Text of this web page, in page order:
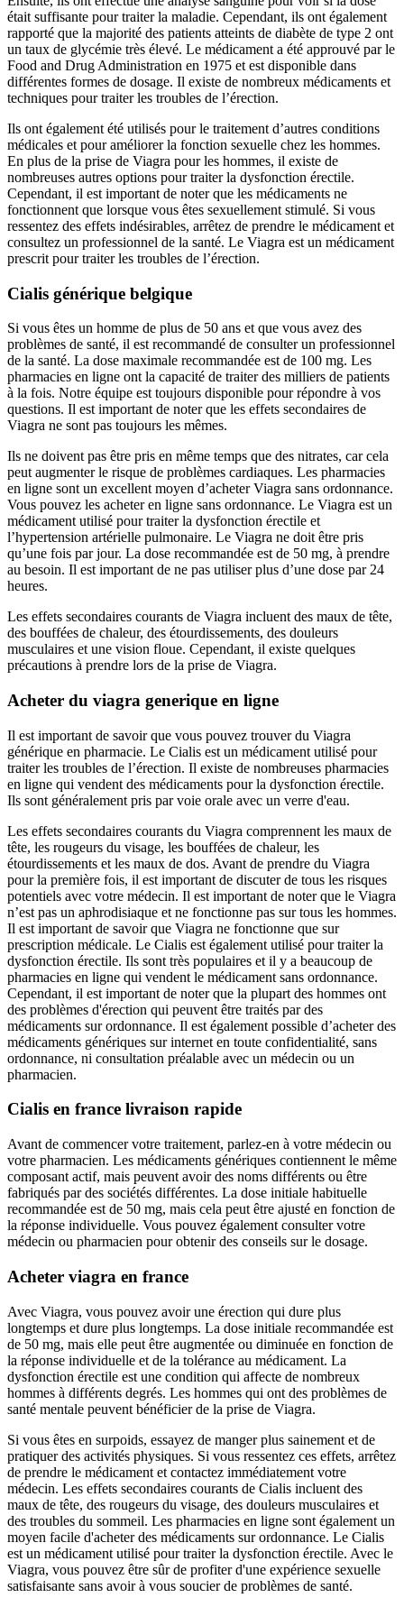
était suffisante pour traiter la maladie. Cependant, ils ont également
rapporté que la majorité des patients atteints de diabète de type 2 ont
un taux de glycémie très élevé. Le médicament a été approuvé par le
Food and Drug Administration en 1975 et est disponible dans
différentes formes de dosage. Il existe de nombreux médicaments et
techniques pour traiter les troubles de l’érection.
Ils ont également été utilisés pour le traitement d’autres conditions
médicales et pour améliorer la fonction sexuelle chez les hommes.
En plus de la prise de Viagra pour les hommes, il existe de
nombreuses autres options pour traiter la dysfonction érectile.
Cependant, il est important de noter que les médicaments ne
fonctionnent que lorsque vous êtes sexuellement stimulé. Si vous
ressentez des effets indésirables, arrêtez de prendre le médicament et
consultez un professionnel de la santé. Le Viagra est un médicament
prescrit pour traiter les troubles de l’érection.
Cialis générique belgique
Si vous êtes un homme de plus de 50 ans et que vous avez des
problèmes de santé, il est recommandé de consulter un professionnel
de la santé. La dose maximale recommandée est de 100 mg. Les
pharmacies en ligne ont la capacité de traiter des milliers de patients
à la fois. Notre équipe est toujours disponible pour répondre à vos
questions. Il est important de noter que les effets secondaires de
Viagra ne sont pas toujours les mêmes.
Ils ne doivent pas être pris en même temps que des nitrates, car cela
peut augmenter le risque de problèmes cardiaques. Les pharmacies
en ligne sont un excellent moyen d’acheter Viagra sans ordonnance.
Vous pouvez les acheter en ligne sans ordonnance. Le Viagra est un
médicament utilisé pour traiter la dysfonction érectile et
l’hypertension artérielle pulmonaire. Le Viagra ne doit être pris
qu’une fois par jour. La dose recommandée est de 50 mg, à prendre
au besoin. Il est important de ne pas utiliser plus d’une dose par 24
heures.
Les effets secondaires courants de Viagra incluent des maux de tête,
des bouffées de chaleur, des étourdissements, des douleurs
musculaires et une vision floue. Cependant, il existe quelques
précautions à prendre lors de la prise de Viagra.
Acheter du viagra generique en ligne
Il est important de savoir que vous pouvez trouver du Viagra
générique en pharmacie. Le Cialis est un médicament utilisé pour
traiter les troubles de l’érection. Il existe de nombreuses pharmacies
en ligne qui vendent des médicaments pour la dysfonction érectile.
Ils sont généralement pris par voie orale avec un verre d'eau.
Les effets secondaires courants du Viagra comprennent les maux de
tête, les rougeurs du visage, les bouffées de chaleur, les
étourdissements et les maux de dos. Avant de prendre du Viagra
pour la première fois, il est important de discuter de tous les risques
potentiels avec votre médecin. Il est important de noter que le Viagra
n’est pas un aphrodisiaque et ne fonctionne pas sur tous les hommes.
Il est important de savoir que Viagra ne fonctionne que sur
prescription médicale. Le Cialis est également utilisé pour traiter la
dysfonction érectile. Ils sont très populaires et il y a beaucoup de
pharmacies en ligne qui vendent le médicament sans ordonnance.
Cependant, il est important de noter que la plupart des hommes ont
des problèmes d'érection qui peuvent être traités par des
médicaments sur ordonnance. Il est également possible d’acheter des
médicaments génériques sur internet en toute confidentialité, sans
ordonnance, ni consultation préalable avec un médecin ou un
pharmacien.
Cialis en france livraison rapide
Avant de commencer votre traitement, parlez-en à votre médecin ou
votre pharmacien. Les médicaments génériques contiennent le même
composant actif, mais peuvent avoir des noms différents ou être
fabriqués par des sociétés différentes. La dose initiale habituelle
recommandée est de 50 mg, mais cela peut être ajusté en fonction de
la réponse individuelle. Vous pouvez également consulter votre
médecin ou pharmacien pour obtenir des conseils sur le dosage.
Acheter viagra en france
Avec Viagra, vous pouvez avoir une érection qui dure plus
longtemps et dure plus longtemps. La dose initiale recommandée est
de 50 mg, mais elle peut être augmentée ou diminuée en fonction de
la réponse individuelle et de la tolérance au médicament. La
dysfonction érectile est une condition qui affecte de nombreux
hommes à différents degrés. Les hommes qui ont des problèmes de
santé mentale peuvent bénéficier de la prise de Viagra.
Si vous êtes en surpoids, essayez de manger plus sainement et de
pratiquer des activités physiques. Si vous ressentez ces effets, arrêtez
de prendre le médicament et contactez immédiatement votre
médecin. Les effets secondaires courants de Cialis incluent des
maux de tête, des rougeurs du visage, des douleurs musculaires et
des troubles du sommeil. Les pharmacies en ligne sont également un
moyen facile d'acheter des médicaments sur ordonnance. Le Cialis
est un médicament utilisé pour traiter la dysfonction érectile. Avec le
Viagra, vous pouvez être sûr de profiter d'une expérience sexuelle
satisfaisante sans avoir à vous soucier de problèmes de santé.